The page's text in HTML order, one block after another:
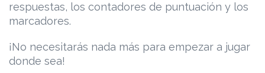
respuestas, los contadores de puntuación y los
marcadores.
¡No necesitarás nada más para empezar a jugar
donde sea!